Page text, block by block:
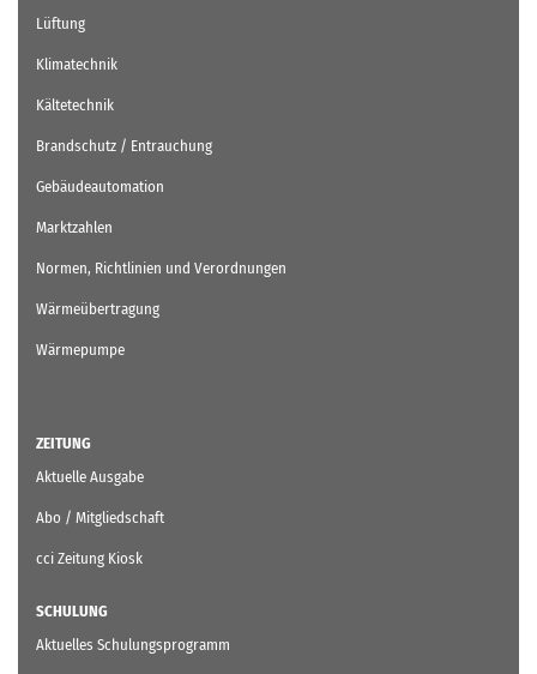
Lüftung
Klimatechnik
Kältetechnik
Brandschutz / Entrauchung
Gebäudeautomation
Marktzahlen
Normen, Richtlinien und Verordnungen
Wärmeübertragung
Wärmepumpe
ZEITUNG
Aktuelle Ausgabe
Abo / Mitgliedschaft
cci Zeitung Kiosk
SCHULUNG
Aktuelles Schulungsprogramm